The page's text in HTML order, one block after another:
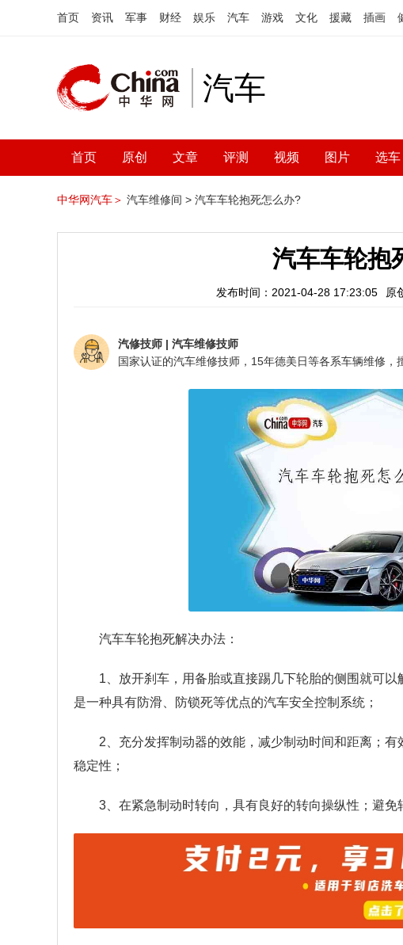
首页 资讯 军事 财经 娱乐 汽车 游戏 文化 援藏 插画
汽车
首页 原创 文章 评测 视频 图片 选车
中华网汽车＞ 汽车维修间 > 汽车车轮抱死怎么办?
汽车车轮抱
发布时间：2021-04-28 17:23:05 原
汽修技师 | 汽车维修技师
汽车车轮抱死解决办法：
1、放开刹车，用备胎或直接踢几下轮胎的侧围就可
是一种具有防滑、防锁死等优点的汽车安全控制系统；
2、充分发挥制动器的效能，减少制动时间和距离；
稳定性；
3、在紧急制动时转向，具有良好的转向操纵性；避免